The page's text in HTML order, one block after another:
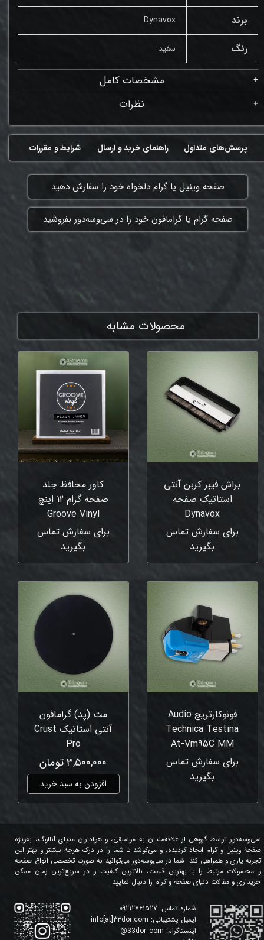
برند Dynavox
رنگ سفید
مشخصات کامل
نظرات
شرایط و مقررات راهنمای خرید و ارسال پرسش‌های متداول
​صفحه وینیل یا گرام دلخواه خود را سفارش دهید
​صفحه گرام یا گرامافون خود را در سی‌وسه‌دور بفروشید
محصولات مشابه
براش فیبر کربن آنتی
استاتیک صفحه
Dynavox
برای سفارش تماس
بگیرید
کاور محافظ جلد
صفحه گرام 12 اینچ
Groove Vinyl
برای سفارش تماس
بگیرید
فونوکارتریج Audio
Technica Testina
At-Vm95C MM
برای سفارش تماس
بگیرید
مت (پد) گرامافون
آنتی استاتیک Crust
Pro
۳,۵۰۰,۰۰۰ تومان
افزودن به سبد خرید
شماره تماس:
ایمیل پشتیبانی: info[at]33dor.com
اینستاگرام: 33dor_com
@
سی‌وسه‌دور توسط گروهی از علاقه‌مندان به موسیقی، و هواداران مدیای آنالوگ، به‌ویژه
صفحۀ وینیل و گرام ایجاد گردیده، و می‌کوشد تا شما را در درک هرچه بیشتر و بهتر این
تجربه یاری و همراهی کند. شما در سی‌وسه‌دور می‌توانید به صورت تخصصی انواع صفحه
و محصولات مرتبط را با بهترین قیمت، بالاترین کیفیت و در سریع‌ترین زمان ممکن
خریداری و مقالات دنیای صفحه و گرام را دنبال نمایید.